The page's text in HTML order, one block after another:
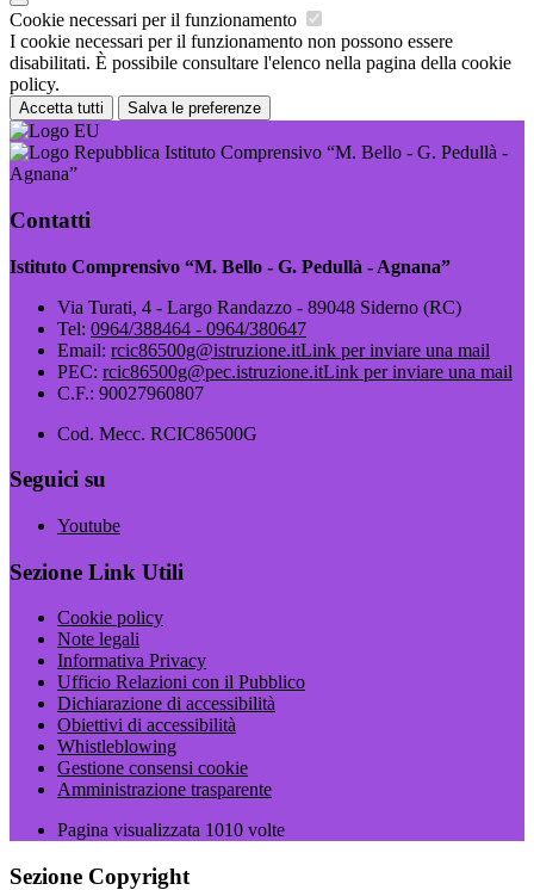
Cookie necessari per il funzionamento
I cookie necessari per il funzionamento non possono essere
disabilitati. È possibile consultare l'elenco nella pagina della cookie
policy.
Accetta tutti Salva le preferenze
Istituto Comprensivo “M. Bello - G. Pedullà -
Agnana”
Contatti
Istituto Comprensivo “M. Bello - G. Pedullà - Agnana”
Via Turati, 4 - Largo Randazzo - 89048 Siderno (RC)
Tel: 0964/388464 - 0964/380647
Email: rcic86500g@istruzione.itLink per inviare una mail
PEC: rcic86500g@pec.istruzione.itLink per inviare una mail
C.F.: 90027960807
Cod. Mecc. RCIC86500G
Seguici su
Youtube
Sezione Link Utili
Cookie policy
Note legali
Informativa Privacy
Ufficio Relazioni con il Pubblico
Dichiarazione di accessibilità
Obiettivi di accessibilità
Whistleblowing
Gestione consensi cookie
Amministrazione trasparente
Pagina visualizzata 1010 volte
Sezione Copyright